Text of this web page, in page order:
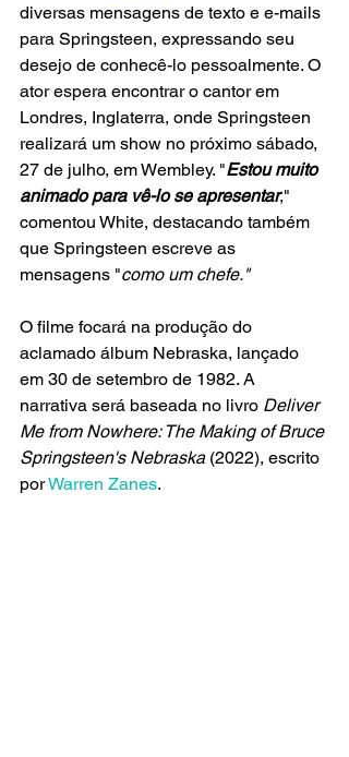
diversas mensagens de texto e e-mails
para Springsteen, expressando seu
desejo de conhecê-lo pessoalmente. O
ator espera encontrar o cantor em
Londres, Inglaterra, onde Springsteen
realizará um show no próximo sábado,
27 de julho, em Wembley. "Estou muito
animado para vê-lo se apresentar,"
comentou White, destacando também
que Springsteen escreve as
mensagens "como um chefe."
O filme focará na produção do
aclamado álbum Nebraska, lançado
em 30 de setembro de 1982. A
narrativa será baseada no livro Deliver
Me from Nowhere: The Making of Bruce
Springsteen's Nebraska (2022), escrito
por Warren Zanes.